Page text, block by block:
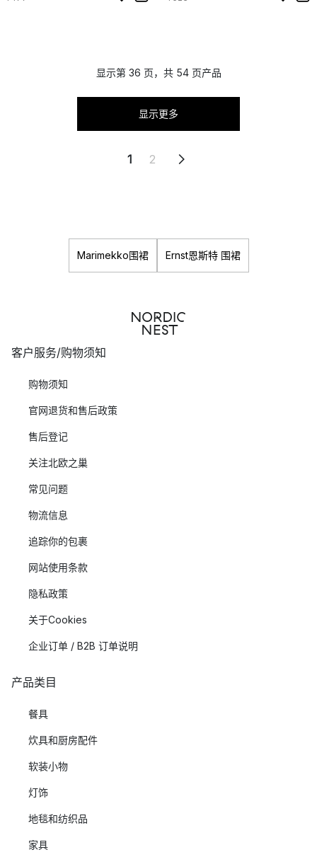
显示第 36 页，共 54 页产品
显示更多
1 2
Marimekko围裙 Ernst恩斯特 围裙
客户服务/购物须知
购物须知
官网退货和售后政策
售后登记
关注北欧之巢
常见问题
物流信息
追踪你的包裹
网站使用条款
隐私政策
关于Cookies
企业订单 / B2B 订单说明
产品类目
餐具
炊具和厨房配件
软装小物
灯饰
地毯和纺织品
家具